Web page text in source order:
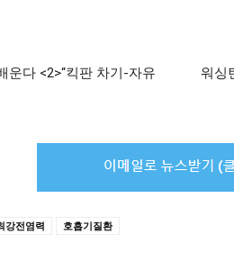
운다 <2>“킥판 차기-자유
워싱
강전염력 호흡기질환